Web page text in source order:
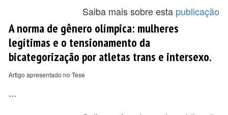
Saiba mais sobre esta publicação
A norma de gênero olímpica: mulheres
legítimas e o tensionamento da
bicategorização por atletas trans e intersexo.
Artigo apresentado no Tese
...